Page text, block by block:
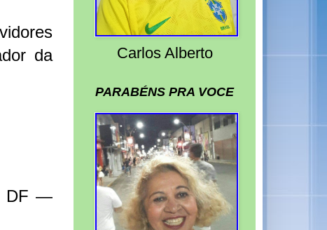
da
DF —
Carlos Alberto
PARABÉNS PRA VOCE